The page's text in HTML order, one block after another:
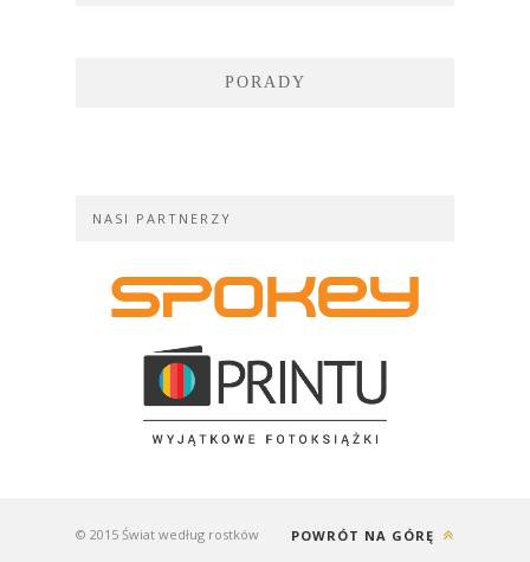
PORADY
NASI PARTNERZY
© 2015 Świat według rostków POWRÓT NA GÓRĘ